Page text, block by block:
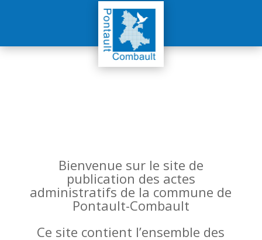
Bienvenue sur le site de
publication des actes
administratifs de la commune de
Pontault-Combault
Ce site contient l’ensemble des